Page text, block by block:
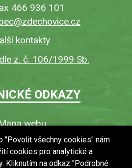
466 936 101
kontakty
z. č. 106/1999 Sb.
ODKAZY
webu
O webu
informace
"Povolit všechny cookies" nám
cookies pro analytické a
Kliknutím na odkaz "Podrobné